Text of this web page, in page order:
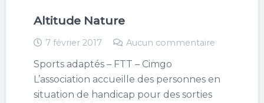
Altitude Nature
7 février 2017 Aucun commentaire
Sports adaptés – FTT – Cimgo
L’association accueille des personnes en
situation de handicap pour des sorties